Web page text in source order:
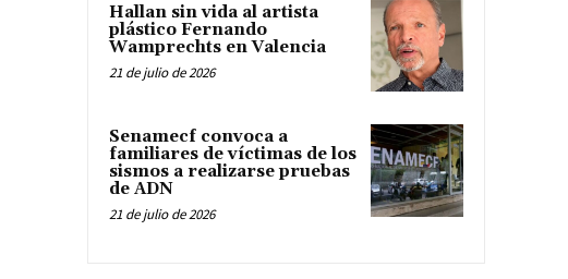
Hallan sin vida al artista
plástico Fernando
Wamprechts en Valencia
21 de julio de 2026
Senamecf convoca a
familiares de víctimas de los
sismos a realizarse pruebas
de ADN
21 de julio de 2026